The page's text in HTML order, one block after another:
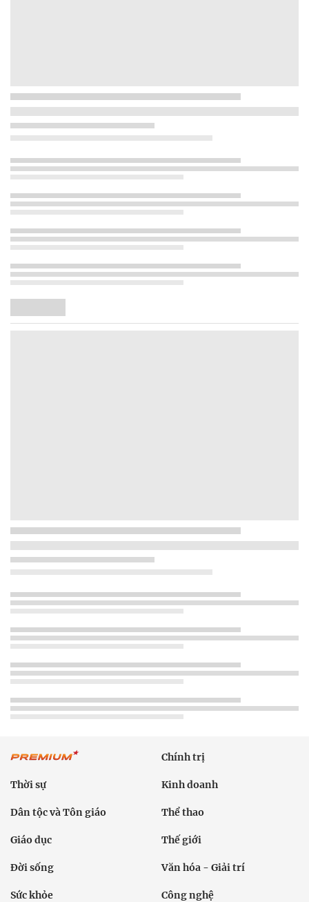
Chính trị
Thời sự Kinh doanh
Dân tộc và Tôn giáo Thể thao
Giáo dục Thế giới
Đời sống Văn hóa - Giải trí
Sức khỏe Công nghệ